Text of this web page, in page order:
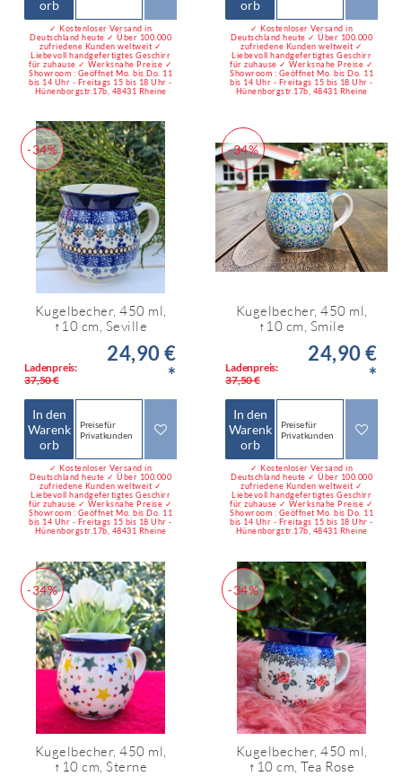
orb
✓ Kostenloser Versand in
Deutschland heute ✓ Über 100.000
zufriedene Kunden weltweit ✓
Liebevoll handgefertigtes Geschirr
für zuhause ✓ Werksnahe Preise ✓
Showroom : Geöffnet Mo. bis Do. 11
bis 14 Uhr - Freitags 15 bis 18 Uhr -
Hünenborgstr.17b, 48431 Rheine
orb
✓ Kostenloser Versand in
Deutschland heute ✓ Über 100.000
zufriedene Kunden weltweit ✓
Liebevoll handgefertigtes Geschirr
für zuhause ✓ Werksnahe Preise ✓
Showroom : Geöffnet Mo. bis Do. 11
bis 14 Uhr - Freitags 15 bis 18 Uhr -
Hünenborgstr.17b, 48431 Rheine
-34%
Kugelbecher, 450 ml,
↑10 cm, Seville
Ladenpreis:
37,50 €
24,90 €
*
In den
Warenk
orb
Preise für
Privatkunden
✓ Kostenloser Versand in
Deutschland heute ✓ Über 100.000
zufriedene Kunden weltweit ✓
Liebevoll handgefertigtes Geschirr
für zuhause ✓ Werksnahe Preise ✓
Showroom : Geöffnet Mo. bis Do. 11
bis 14 Uhr - Freitags 15 bis 18 Uhr -
Hünenborgstr.17b, 48431 Rheine
-34%
Kugelbecher, 450 ml,
↑10 cm, Smile
Ladenpreis:
37,50 €
24,90 €
*
In den
Warenk
orb
Preise für
Privatkunden
✓ Kostenloser Versand in
Deutschland heute ✓ Über 100.000
zufriedene Kunden weltweit ✓
Liebevoll handgefertigtes Geschirr
für zuhause ✓ Werksnahe Preise ✓
Showroom : Geöffnet Mo. bis Do. 11
bis 14 Uhr - Freitags 15 bis 18 Uhr -
Hünenborgstr.17b, 48431 Rheine
-34%
Kugelbecher, 450 ml,
↑10 cm, Sterne
-34%
Kugelbecher, 450 ml,
↑10 cm, Tea Rose